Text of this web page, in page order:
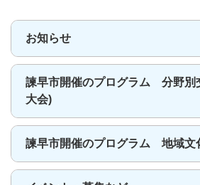
お知らせ
諫早市開催のプログラム 分野別
大会)
諫早市開催のプログラム 地域文